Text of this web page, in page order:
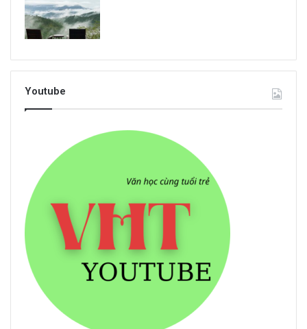
Youtube